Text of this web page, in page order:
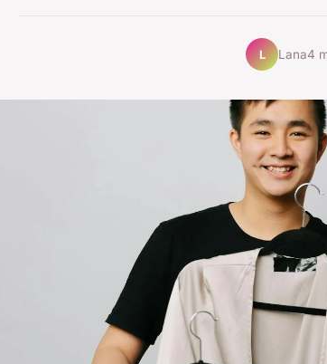
L Lana4